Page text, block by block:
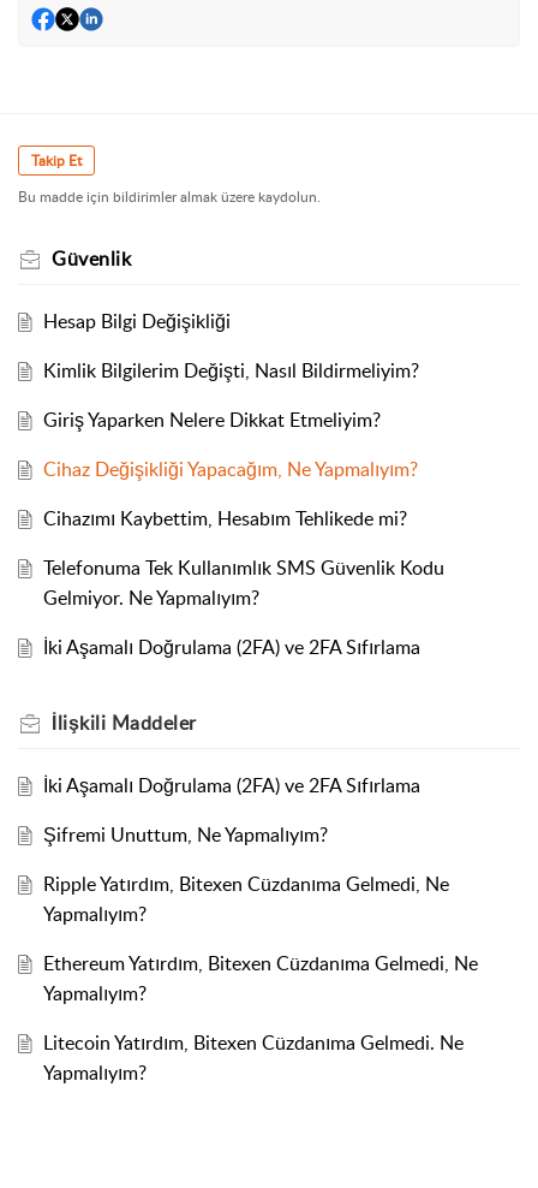
Takip Et
Bu madde için bildirimler almak üzere kaydolun.
Güvenlik
Hesap Bilgi Değişikliği
Kimlik Bilgilerim Değişti, Nasıl Bildirmeliyim?
Giriş Yaparken Nelere Dikkat Etmeliyim?
Cihaz Değişikliği Yapacağım, Ne Yapmalıyım?
Cihazımı Kaybettim, Hesabım Tehlikede mi?
Telefonuma Tek Kullanımlık SMS Güvenlik Kodu
Gelmiyor. Ne Yapmalıyım?
İki Aşamalı Doğrulama (2FA) ve 2FA Sıfırlama
İlişkili Maddeler
İki Aşamalı Doğrulama (2FA) ve 2FA Sıfırlama
Şifremi Unuttum, Ne Yapmalıyım?
Ripple Yatırdım, Bitexen Cüzdanıma Gelmedi, Ne
Yapmalıyım?
Ethereum Yatırdım, Bitexen Cüzdanıma Gelmedi, Ne
Yapmalıyım?
Litecoin Yatırdım, Bitexen Cüzdanıma Gelmedi. Ne
Yapmalıyım?